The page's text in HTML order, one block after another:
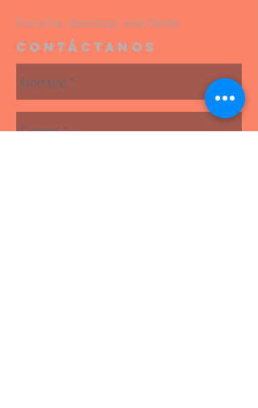
Escucha, descarga, suscríbete:
Contáctanos